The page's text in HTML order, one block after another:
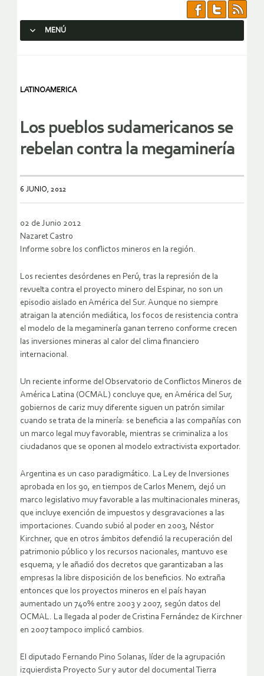
MENÚ
LATINOAMERICA
Los pueblos sudamericanos se
rebelan contra la megaminería
6 JUNIO, 2012
02 de Junio 2012
Nazaret Castro
Informe sobre los conflictos mineros en la región.
Los recientes desórdenes en Perú, tras la represión de la
revuelta contra el proyecto minero del Espinar, no son un
episodio aislado en América del Sur. Aunque no siempre
atraigan la atención mediática, los focos de resistencia contra
el modelo de la megaminería ganan terreno conforme crecen
las inversiones mineras al calor del clima financiero
internacional.
Un reciente informe del Observatorio de Conflictos Mineros de
América Latina (OCMAL) concluye que, en América del Sur,
gobiernos de cariz muy diferente siguen un patrón similar
cuando se trata de la minería: se beneficia a las compañías con
un marco legal muy favorable, mientras se criminaliza a los
ciudadanos que se oponen al modelo extractivista exportador.
Argentina es un caso paradigmático. La Ley de Inversiones
aprobada en los 90, en tiempos de Carlos Menem, dejó un
marco legislativo muy favorable a las multinacionales mineras,
que incluye exención de impuestos y desgravaciones a las
importaciones. Cuando subió al poder en 2003, Néstor
Kirchner, que en otros ámbitos defendió la recuperación del
patrimonio público y los recursos nacionales, mantuvo ese
esquema, y le añadió dos decretos que garantizaban a las
empresas la libre disposición de los beneficios. No extraña
entonces que los proyectos mineros en el país hayan
aumentado un 740% entre 2003 y 2007, según datos del
OCMAL. La llegada al poder de Cristina Fernández de Kirchner
en 2007 tampoco implicó cambios.
El diputado Fernando Pino Solanas, líder de la agrupación
izquierdista Proyecto Sur y autor del documental Tierra